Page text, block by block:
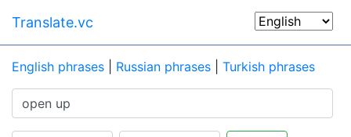
Translate.vc
English phrases Russian phrases Turkish phrases